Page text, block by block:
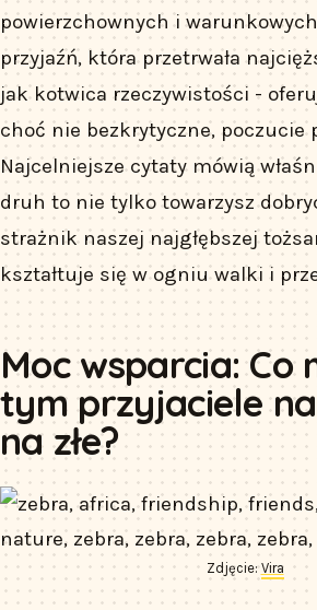
powierzchownych i
przyjaźń, która przetrwała
jak kotwica rzeczywistości -
choć nie bezkrytyczne, poczucie
Najcelniejsze cytaty mówią
druh to nie tylko towarzysz
strażnik naszej najgłębszej
kształtuje się w ogniu walki i
Moc wsparcia: Co
tym przyjaciele
na złe?
Zdjęcie:Vira